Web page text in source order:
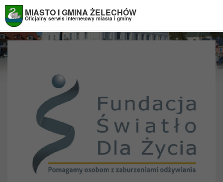
MIASTO I GMINA ŻELECHÓW
Oficjalny serwis internetowy miasta i gminy